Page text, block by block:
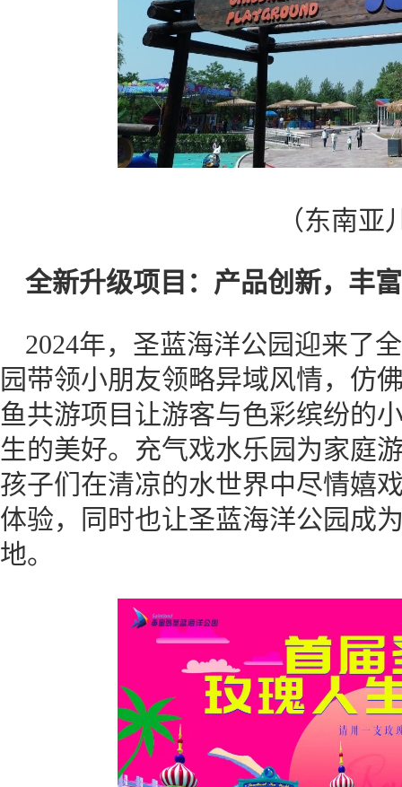
（东南亚
全新升级项目：产品创新，丰
2024年，圣蓝海洋公园迎来了
园带领小朋友领略异域风情，仿
鱼共游项目让游客与色彩缤纷的
生的美好。充气戏水乐园为家庭
孩子们在清凉的水世界中尽情嬉
体验，同时也让圣蓝海洋公园成
地。